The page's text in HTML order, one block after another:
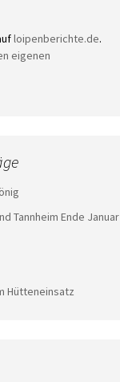
loipenberichte.de.
eigenen
Tannheim Ende Januar
Hütteneinsatz